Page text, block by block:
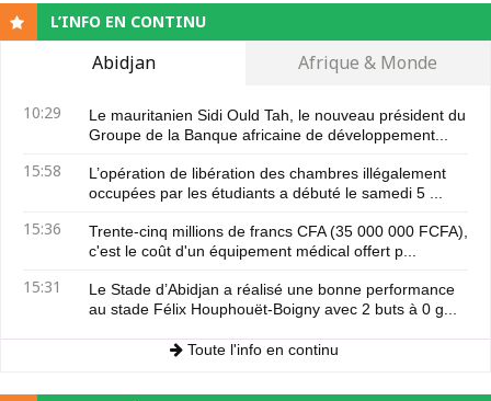
L’INFO EN CONTINU
Abidjan Afrique & Monde
10:29
Le mauritanien Sidi Ould Tah, le nouveau président du
Groupe de la Banque africaine de développement...
15:58
L’opération de libération des chambres illégalement
occupées par les étudiants a débuté le samedi 5 ...
15:36
Trente-cinq millions de francs CFA (35 000 000 FCFA),
c'est le coût d'un équipement médical offert p...
15:31
Le Stade d’Abidjan a réalisé une bonne performance
au stade Félix Houphouët-Boigny avec 2 buts à 0 g...
Toute l'info en continu